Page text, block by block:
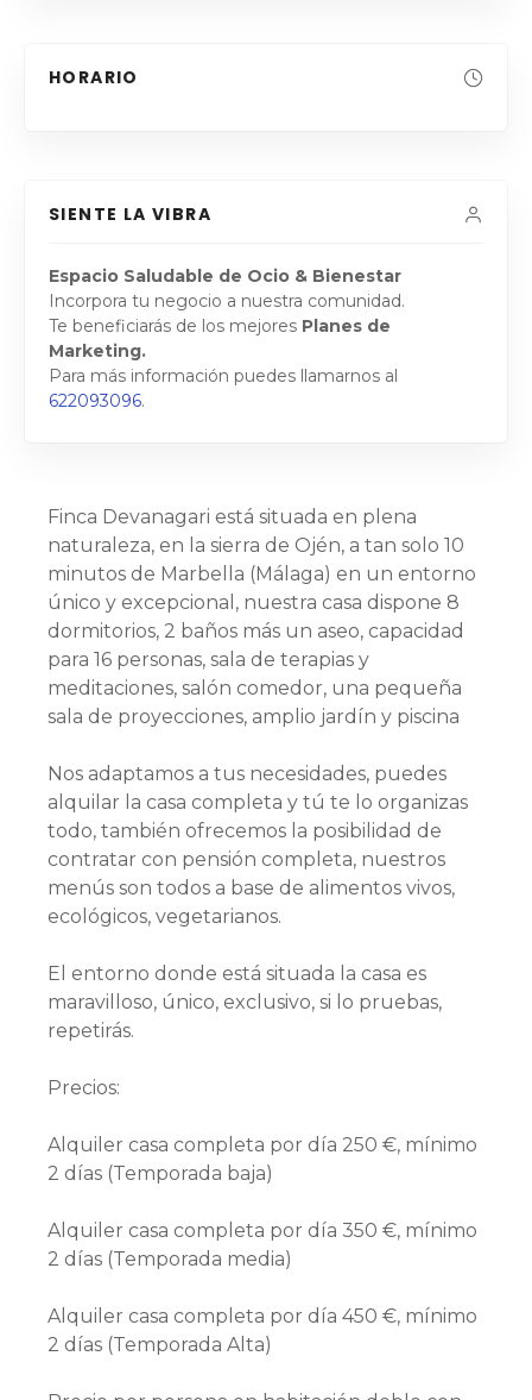
HORARIO
SIENTE LA VIBRA
Espacio Saludable de Ocio & Bienestar
Incorpora tu negocio a nuestra comunidad.
Te beneficiarás de los mejores Planes de
Marketing.
Para más información puedes llamarnos al
622093096.
Finca Devanagari está situada en plena
naturaleza, en la sierra de Ojén, a tan solo 10
minutos de Marbella (Málaga) en un entorno
único y excepcional, nuestra casa dispone 8
dormitorios, 2 baños más un aseo, capacidad
para 16 personas, sala de terapias y
meditaciones, salón comedor, una pequeña
sala de proyecciones, amplio jardín y piscina
Nos adaptamos a tus necesidades, puedes
alquilar la casa completa y tú te lo organizas
todo, también ofrecemos la posibilidad de
contratar con pensión completa, nuestros
menús son todos a base de alimentos vivos,
ecológicos, vegetarianos.
El entorno donde está situada la casa es
maravilloso, único, exclusivo, si lo pruebas,
repetirás.
Precios:
Alquiler casa completa por día 250 €, mínimo
2 días (Temporada baja)
Alquiler casa completa por día 350 €, mínimo
2 días (Temporada media)
Alquiler casa completa por día 450 €, mínimo
2 días (Temporada Alta)